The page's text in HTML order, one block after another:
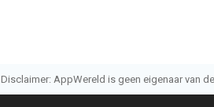
Disclaimer: AppWereld is geen eigenaar van